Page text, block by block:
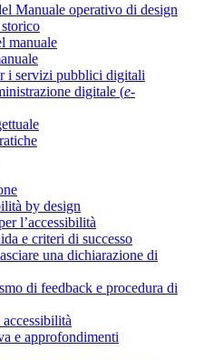
Manuale operativo di design
manuale
i servizi pubblici digitali
digitale (e-
by design
l’accessibilità
e criteri di successo
una dichiarazione di
di feedback e procedura di
e approfondimenti